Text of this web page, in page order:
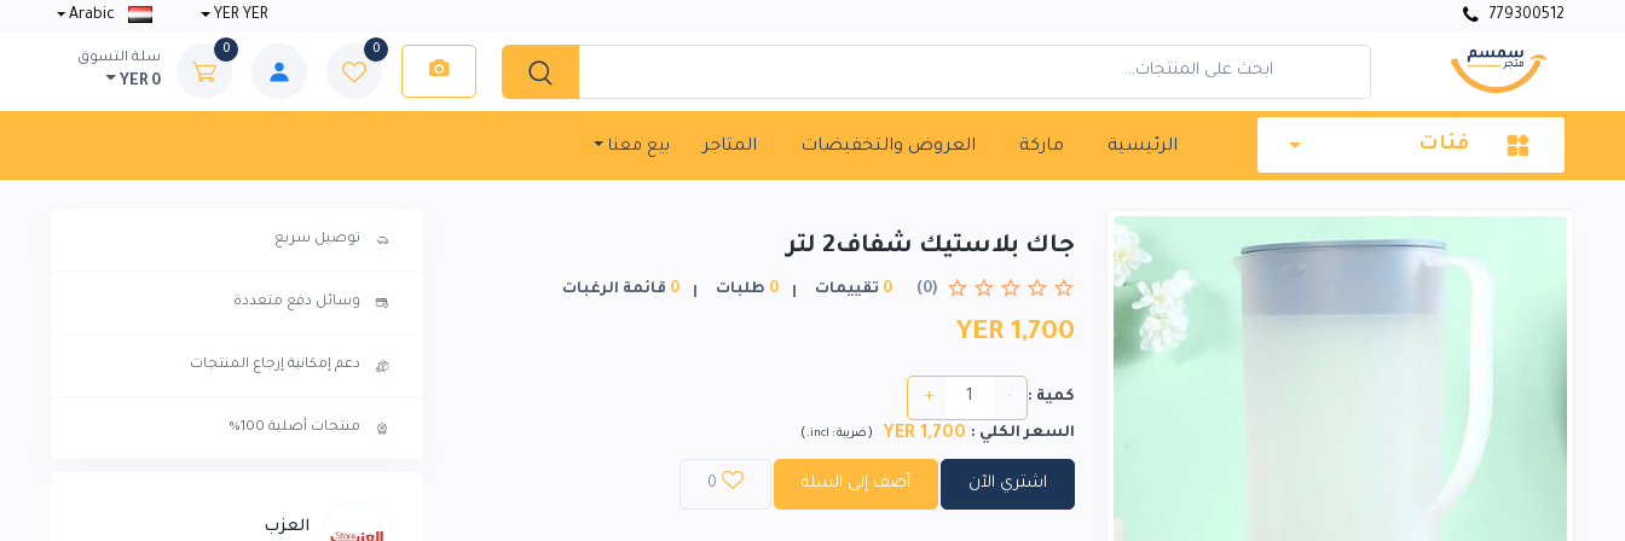
779300512
YER YER
0
0
سلة التسوق
YER 0
فئات الرئيسية ماركة العروض والتخفيضات المتاجر بيع معنا
جاك بلاستيك شفاف2 لتر
(0)
0 تقييمات 0 طلبات 0 قائمة الرغبات
YER 1,700
كمية : -
+
السعر الكلي :
YER 1,700
(ضريبة : incl.
)
اشتري الآن أضف إلى السلة 0
توصيل سريع
وسائل دفع متعددة
دعم إمكانية إرجاع المنتجات
منتجات أصلية 100%
العزب